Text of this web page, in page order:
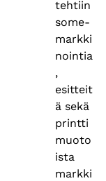
tehtiin
some-
markki
nointia
,
esitteit
ä sekä
printti
muoto
ista
markki